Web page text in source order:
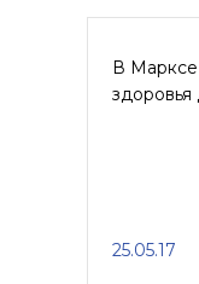
В
25.05.17